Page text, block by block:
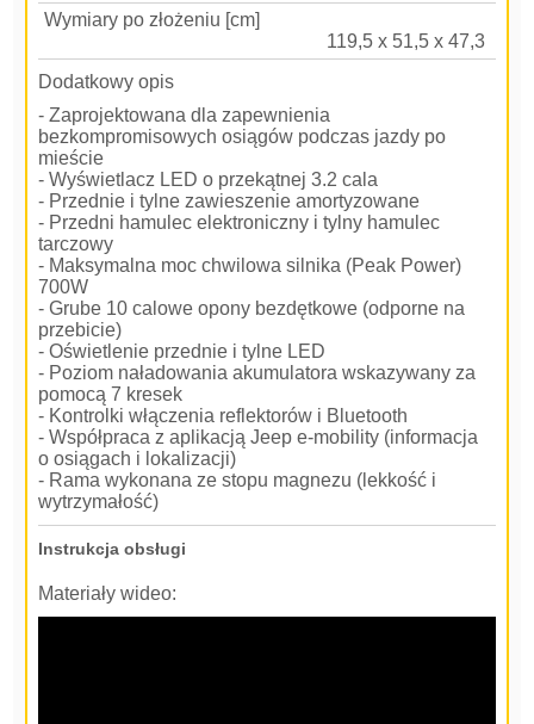
Wymiary po złożeniu [cm]
119,5 x 51,5 x 47,3
Dodatkowy opis
- Zaprojektowana dla zapewnienia
bezkompromisowych osiągów podczas jazdy po
mieście
- Wyświetlacz LED o przekątnej 3.2 cala
- Przednie i tylne zawieszenie amortyzowane
- Przedni hamulec elektroniczny i tylny hamulec
tarczowy
- Maksymalna moc chwilowa silnika (Peak Power)
700W
- Grube 10 calowe opony bezdętkowe (odporne na
przebicie)
- Oświetlenie przednie i tylne LED
- Poziom naładowania akumulatora wskazywany za
pomocą 7 kresek
- Kontrolki włączenia reflektorów i Bluetooth
- Współpraca z aplikacją Jeep e-mobility (informacja
o osiągach i lokalizacji)
- Rama wykonana ze stopu magnezu (lekkość i
wytrzymałość)
Instrukcja obsługi
Materiały wideo: